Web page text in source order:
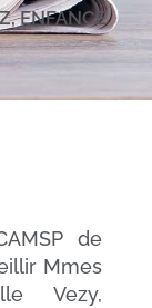
,ENFANCE
de
Mmes
Vezy,